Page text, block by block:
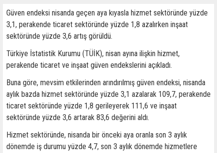
Güven endeksi nisanda geçen aya kıyasla hizmet sektöründe yüzde
3,1, perakende ticaret sektöründe yüzde 1,8 azalırken inşaat
sektöründe yüzde 3,6 artış görüldü.
Türkiye İstatistik Kurumu (TÜİK), nisan ayına ilişkin hizmet,
perakende ticaret ve inşaat güven endekslerini açıkladı.
Buna göre, mevsim etkilerinden arındırılmış güven endeksi, nisanda
aylık bazda hizmet sektöründe yüzde 3,1 azalarak 109,7, perakende
ticaret sektöründe yüzde 1,8 gerileyerek 111,6 ve inşaat
sektöründe yüzde 3,6 artarak 83,6 değerini aldı.
Hizmet sektöründe, nisanda bir önceki aya oranla son 3 aylık
dönemde iş durumu yüzde 4,7, son 3 aylık dönemde hizmetlere